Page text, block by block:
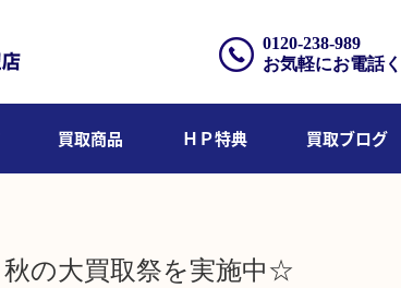
0120-238-989
お気軽にお電話
買取商品 ＨＰ特典 買取ブログ
の大買取祭を実施中☆